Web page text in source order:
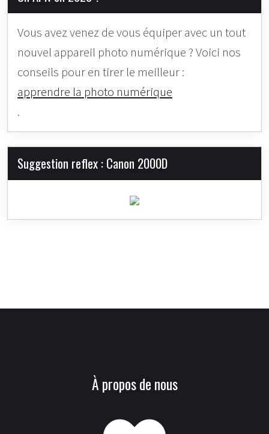
Vous avez venez de vous équiper avec un tout
nouvel appareil photo numérique ? Voici nos
conseils pour en tirer le meilleur :
apprendre la photo numérique
.
Suggestion reflex : Canon 2000D
À propos de nous